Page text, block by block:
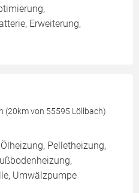
Erweiterung,
(20km von 55595 Löllbach)
Pelletheizung,
Umwälzpumpe